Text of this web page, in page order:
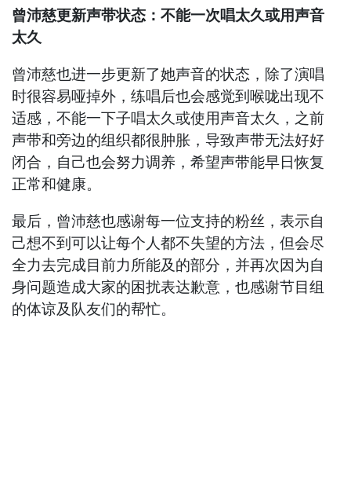
曾沛慈更新声带状态：不能一次唱太久或用声音
太久
曾沛慈也进一步更新了她声音的状态，除了演唱
时很容易哑掉外，练唱后也会感觉到喉咙出现不
适感，不能一下子唱太久或使用声音太久，之前
声带和旁边的组织都很肿胀，导致声带无法好好
闭合，自己也会努力调养，希望声带能早日恢复
正常和健康。
最后，曾沛慈也感谢每一位支持的粉丝，表示自
己想不到可以让每个人都不失望的方法，但会尽
全力去完成目前力所能及的部分，并再次因为自
身问题造成大家的困扰表达歉意，也感谢节目组
的体谅及队友们的帮忙。